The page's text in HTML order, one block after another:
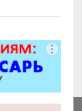
скидка
ковер»).